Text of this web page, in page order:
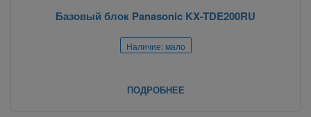
Базовый блок Panasonic KX-TDE200RU
Наличие: мало
ПОДРОБНЕЕ